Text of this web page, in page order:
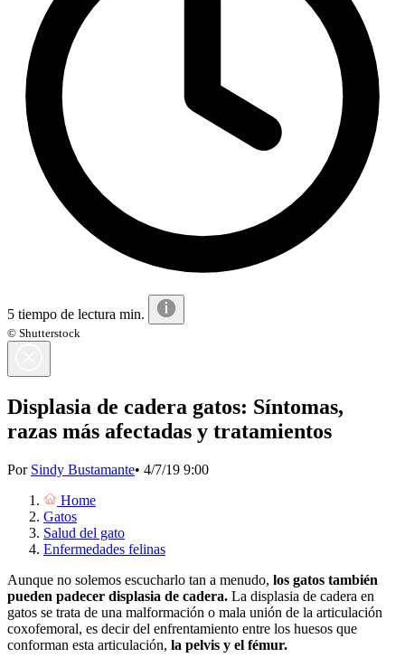
5 tiempo de lectura min.
© Shutterstock
Displasia de cadera gatos: Síntomas,
razas más afectadas y tratamientos
Por Sindy Bustamante• 4/7/19 9:00
Home
Gatos
Salud del gato
Enfermedades felinas
Aunque no solemos escucharlo tan a menudo, los gatos también
pueden padecer displasia de cadera. La displasia de cadera en
gatos se trata de una malformación o mala unión de la articulación
coxofemoral, es decir del enfrentamiento entre los huesos que
conforman esta articulación, la pelvis y el fémur.